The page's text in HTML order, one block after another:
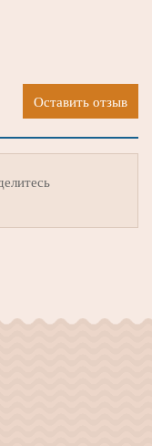
Оставить отзыв